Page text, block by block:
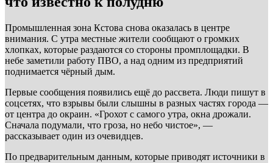
Промышленная зона Кстова снова оказалась в центре
внимания. С утра местные жители сообщают о громких
хлопках, которые раздаются со стороны промплощадки. В
небе заметили работу ПВО, а над одним из предприятий
поднимается чёрный дым.
Первые сообщения появились ещё до рассвета. Люди пишут в
соцсетях, что взрывы были слышны в разных частях города —
от центра до окраин. «Грохот с самого утра, окна дрожали.
Сначала подумали, что гроза, но небо чистое», —
рассказывает один из очевидцев.
По предварительным данным, которые приводят источники в